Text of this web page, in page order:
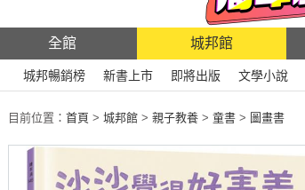
全館 城邦館
城邦暢銷榜 新書上市 即將出版 文學小說
目前位置： 首頁 > 城邦館 > 親子教養 > 童書 > 圖畫書